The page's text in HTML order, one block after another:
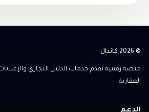
© 2026 كاندال
منصة رقمية تقدم خدمات الدليل التجاري
العقارية